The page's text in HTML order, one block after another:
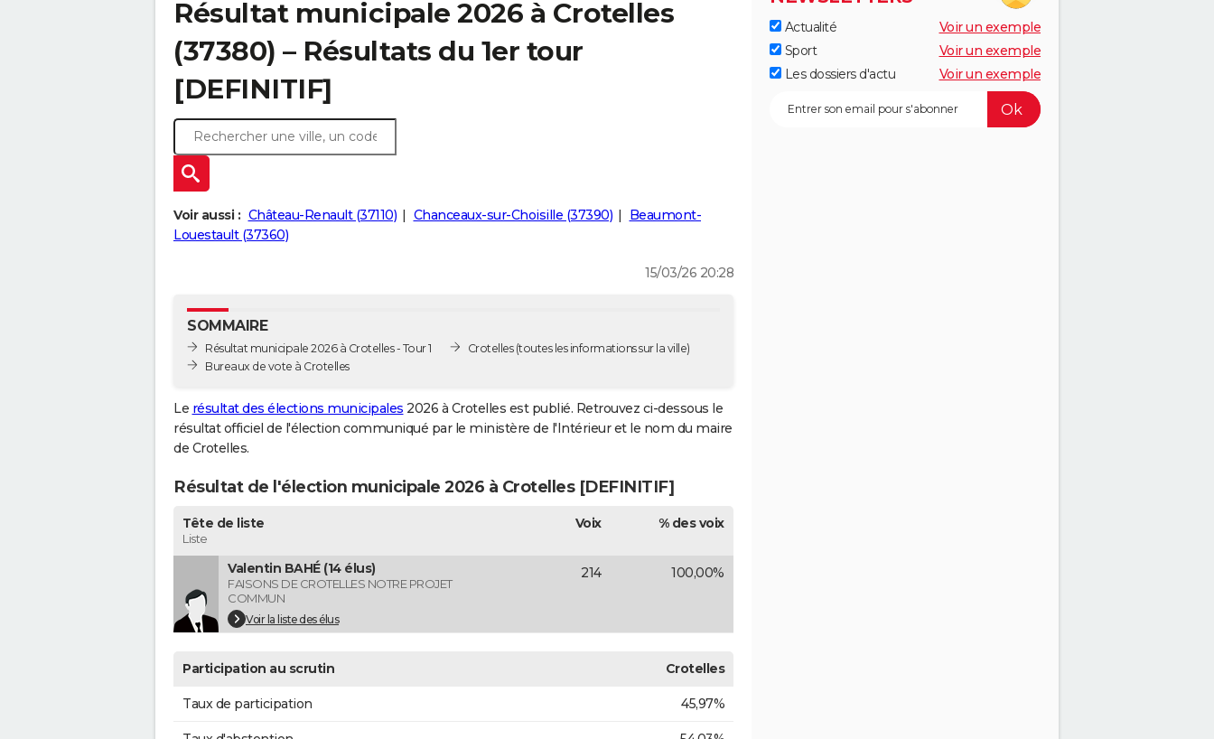
Résultat municipale 2026 à Crotelles
(37380) – Résultats du 1er tour
[DEFINITIF]
Voir aussi : Château-Renault (37110) Chanceaux-sur-Choisille (37390)
Beaumont-
Louestault (37360)
15/03/26 20:28
SOMMAIRE
Résultat municipale 2026 à Crotelles - Tour 1
Bureaux de vote à Crotelles
Crotelles(toutes les informations sur la ville)
Le résultat des élections municipales 2026 à Crotelles est publié. Retrouvez ci-dessous le
résultat officiel de l'élection communiqué par le ministère de l'Intérieur et le nom du maire
de Crotelles.
Résultat de l'élection municipale 2026 à Crotelles [DEFINITIF]
Tête de liste
Liste
Voix % des voix
Valentin BAHÉ (14 élus)
FAISONS DE CROTELLES NOTRE PROJET
COMMUN
Voir la liste des élus
214 100,00%
Participation au scrutin Crotelles
Taux de participation 45,97%
Actualité
Voir un exemple
Sport
Voir un exemple
Les dossiers d'actu
Voir un exemple